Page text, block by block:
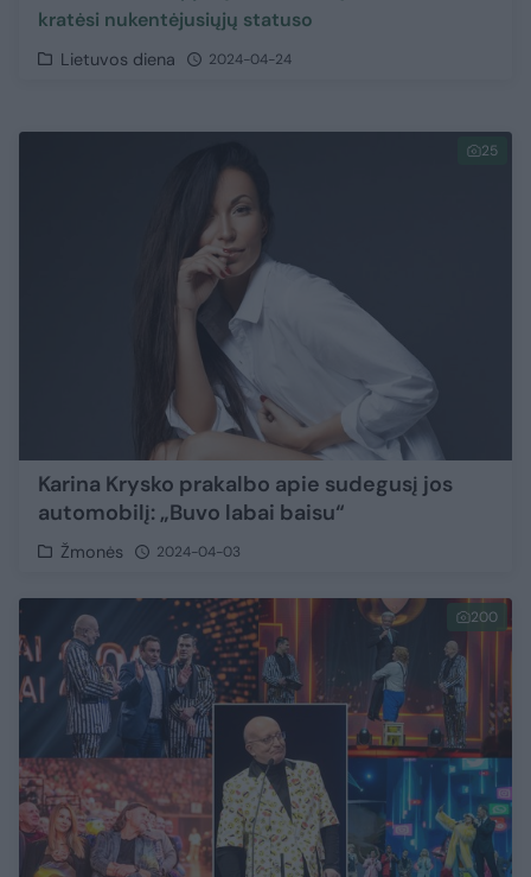
kratėsi nukentėjusiųjų statuso
Lietuvos diena 2024-04-24
25
Karina Krysko prakalbo apie sudegusį jos
automobilį: „Buvo labai baisu“
Žmonės 2024-04-03
200